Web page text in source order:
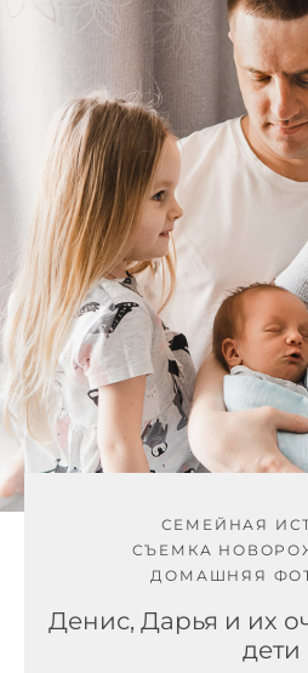
СЕМЕЙНАЯ
СЪЕМКА
ДОМАШНЯЯ
Денис, Дарья и их
дети